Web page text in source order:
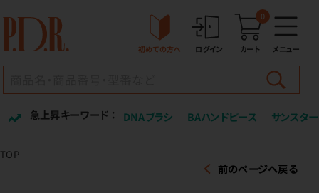
初めての方へ ログイン カート
0
メニュー
急上昇キーワード ： DNAブラシ BAハンドピース サンスター
TOP
前のページへ戻る